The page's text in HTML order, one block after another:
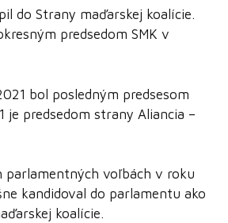
do Strany maďarskej koalície.
predsedom SMK v
bol posledným predsesom
je predsedom strany Aliancia –
parlamentných voľbách v roku
kandidoval do parlamentu ako
koalície.